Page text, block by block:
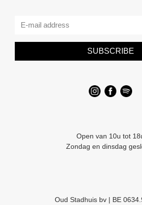
SUBSCRIBE
Open van 10u tot
Zondag en dinsdag
Oud Stadhuis bv | BE